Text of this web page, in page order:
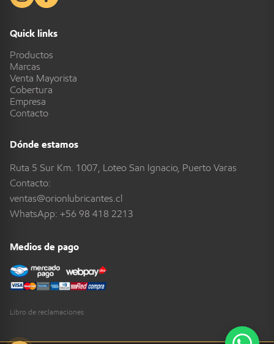
Quick links
Productos
Marcas
Venta Mayorista
Cobertura
Empresa
Contacto
Dónde estamos
Ruta 5 Sur Km. 1007, Loteo San Ignacio, Puerto Varas
Contacto:
ventas@orionlubricantes.cl
WhatsApp: +56 98 418 2213
Medios de pago
Libro de reclamaciones